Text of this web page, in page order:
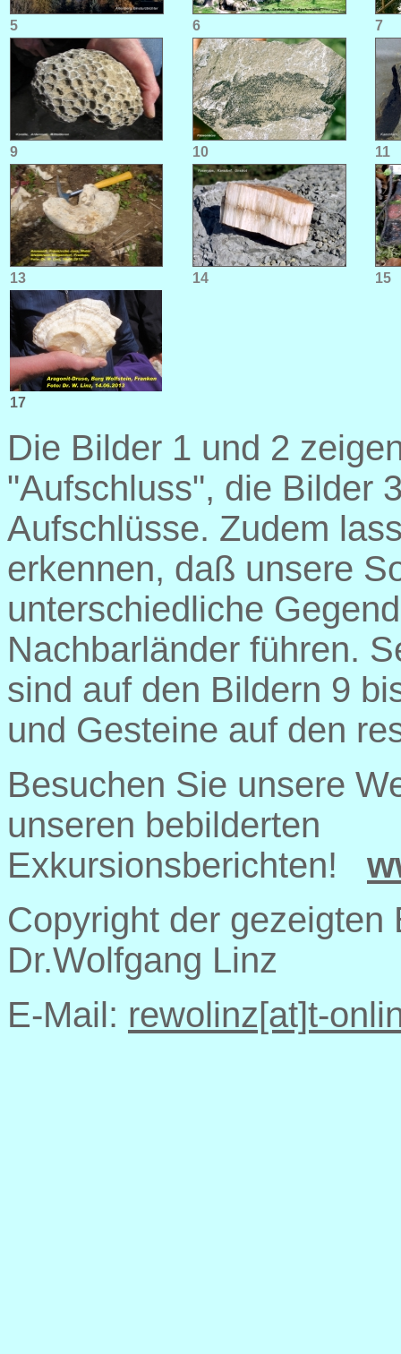
5 6 7
9 10 11
13 14 15
17
Die Bilder 1 und 2
"Aufschluss", die Bilder
Aufschlüsse. Zudem
erkennen, daß unsere
unterschiedliche
Nachbarländer führen.
sind auf den Bildern 9
und Gesteine auf den
Besuchen Sie unsere
unseren bebilderten
Exkursionsberichten!
Copyright der
Dr.Wolfgang Linz
E-Mail: rewolinz[at]t-